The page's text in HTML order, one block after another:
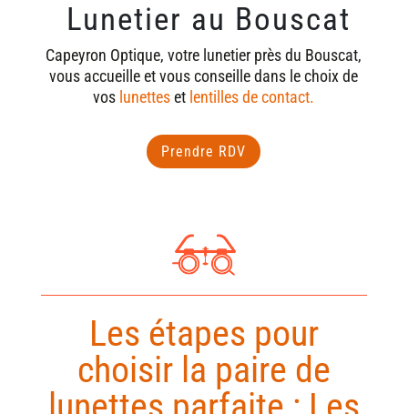
Lunetier au Bouscat
Capeyron Optique, votre lunetier près du Bouscat,
vous accueille et vous conseille dans le choix de
vos lunetteset lentilles de contact.
Prendre RDV
Les étapes pour
choisir la paire de